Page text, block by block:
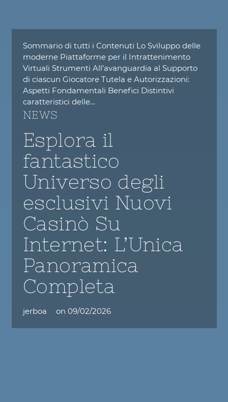
Sommario di tutti i Contenuti Lo Sviluppo delle
moderne Piattaforme per il Intrattenimento
Virtuali Strumenti All’avanguardia al Supporto
di ciascun Giocatore Tutela e Autorizzazioni:
Aspetti Fondamentali Benefici Distintivi
caratteristici delle…
NEWS
Esplora il
fantastico
Universo degli
esclusivi Nuovi
Casinò Su
Internet: L’Unica
Panoramica
Completa
jerboa on 09/02/2026